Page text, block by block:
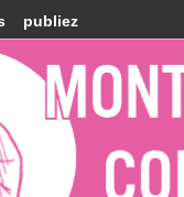
publiez